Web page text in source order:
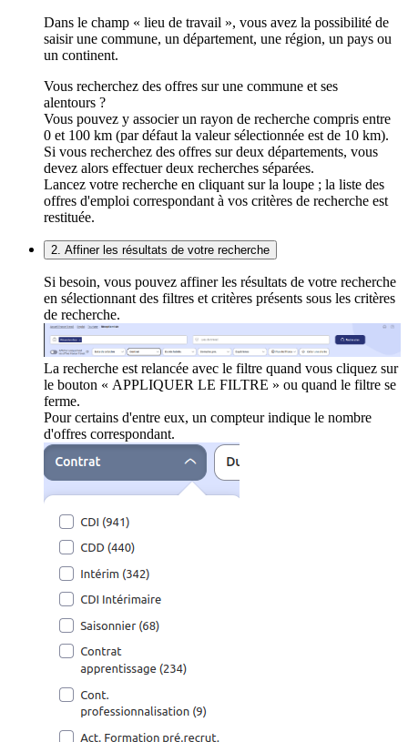
Dans le champ « lieu de travail », vous avez la possibilité de
saisir une commune, un département, une région, un pays ou
un continent.
Vous recherchez des offres sur une commune et ses
alentours ?
Vous pouvez y associer un rayon de recherche compris entre
0 et 100 km (par défaut la valeur sélectionnée est de 10 km).
Si vous recherchez des offres sur deux départements, vous
devez alors effectuer deux recherches séparées.
Lancez votre recherche en cliquant sur la loupe ; la liste des
offres d'emploi correspondant à vos critères de recherche est
restituée.
2. Affiner les résultats de votre recherche
Si besoin, vous pouvez affiner les résultats de votre recherche
en sélectionnant des filtres et critères présents sous les critères
de recherche.
La recherche est relancée avec le filtre quand vous cliquez sur
le bouton « APPLIQUER LE FILTRE » ou quand le filtre se
ferme.
Pour certains d'entre eux, un compteur indique le nombre
d'offres correspondant.